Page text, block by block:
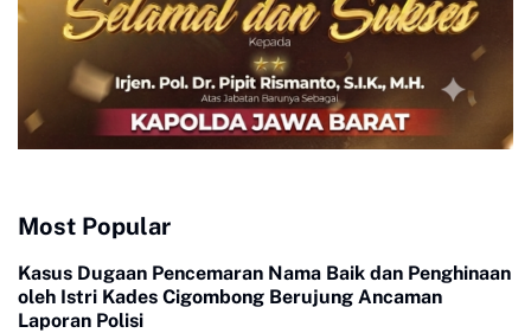
Most Popular
Kasus Dugaan Pencemaran Nama Baik dan Penghinaan
oleh Istri Kades Cigombong Berujung Ancaman
Laporan Polisi